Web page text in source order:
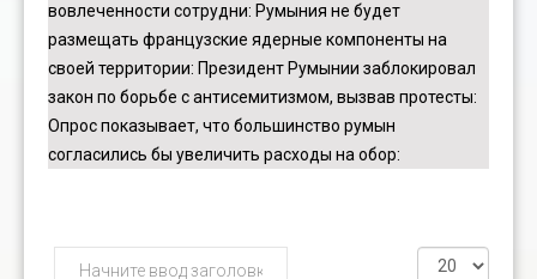
вовлеченности сотрудни: Румыния не будет
размещать французские ядерные компоненты на
своей территории: Президент Румынии заблокировал
закон по борьбе с антисемитизмом, вызвав протесты:
Опрос показывает, что большинство румын
согласились бы увеличить расходы на обор:
Начните
Кол-